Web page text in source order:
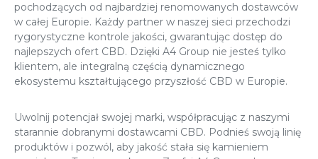
pochodzących od najbardziej renomowanych dostawców
w całej Europie. Każdy partner w naszej sieci przechodzi
rygorystyczne kontrole jakości, gwarantując dostęp do
najlepszych ofert CBD. Dzięki A4 Group nie jesteś tylko
klientem, ale integralną częścią dynamicznego
ekosystemu kształtującego przyszłość CBD w Europie.
Uwolnij potencjał swojej marki, współpracując z naszymi
starannie dobranymi dostawcami CBD. Podnieś swoją linię
produktów i pozwól, aby jakość stała się kamieniem